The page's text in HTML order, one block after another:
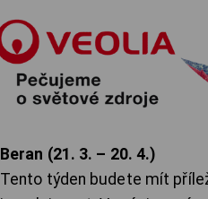
Beran (21. 3. – 20. 4.)
Tento týden budete mít